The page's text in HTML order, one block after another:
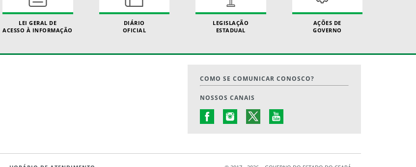
LEI GERAL DE
ACESSO À INFORMAÇÃO
DIÁRIO
OFICIAL
LEGISLAÇÃO
ESTADUAL
AÇÕES DE
GOVERNO
COMO SE COMUNICAR CONOSCO?
NOSSOS CANAIS